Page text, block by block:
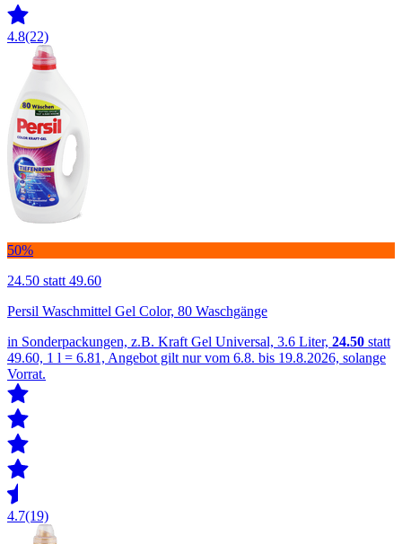
4.8(22)
50%
24.50 statt 49.60
Persil Waschmittel Gel Color, 80 Waschgänge
in Sonderpackungen, z.B. Kraft Gel Universal, 3.6 Liter, 24.50 statt
49.60, 1 l = 6.81, Angebot gilt nur vom 6.8. bis 19.8.2026, solange
Vorrat.
4.7(19)